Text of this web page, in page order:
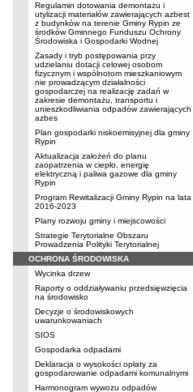
Regulamin dotowania demontażu i
utylizacji materiałów zawierających azbest
z budynków na terenie Gminy Rypin ze
środków Gminnego Funduszu Ochrony
Środowiska i Gospodarki Wodnej
Zasady i tryb postępowania przy
udzielaniu dotacji celowej osobom
fizycznym i wspólnotom mieszkaniowym
nie prowadzącym działalności
gospodarczej na realizację zadań w
zakresie demontażu, transportu i
unieszkodliwiania odpadów zawierających
azbes
Plan gospodarki niskoemisyjnej dla gminy
Rypin
Aktualizacja założeń do planu
zaopatrzenia w ciepło, energię
elektryczną i paliwa gazowe dla gminy
Rypin
Program Rewitalizacji Gminy Rypin na lata
2016-2023
Plany rozwoju gminy i miejscowości
Strategie Terytorialne Obszaru
Prowadzenia Polityki Terytorialnej
OCHRONA ŚRODOWISKA
Wycinka drzew
Raporty o oddziaływaniu przedsięwzięcia
na środowisko
Decyzje o środowiskowych
uwarunkowaniach
SIOS
Gospodarka odpadami
Deklaracja o wysokości opłaty za
gospodarowanie odpadami komunalnymi
Harmonogram wywozu odpadów